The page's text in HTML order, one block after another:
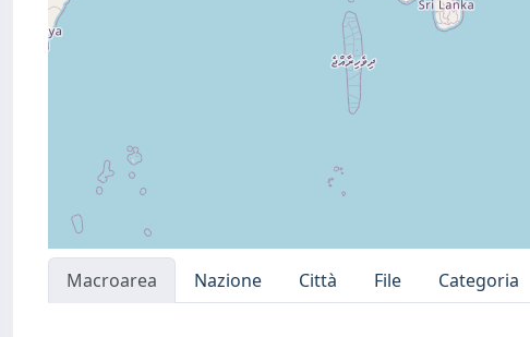
Macroarea Nazione Città File Categoria